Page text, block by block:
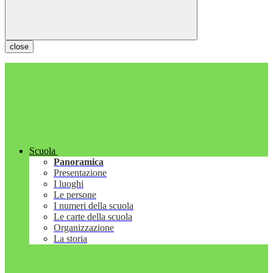
close
Scuola
Panoramica
Presentazione
I luoghi
Le persone
I numeri della scuola
Le carte della scuola
Organizzazione
La storia